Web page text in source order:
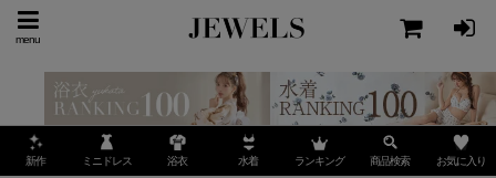
menu
新作 ミニドレス 浴衣 水着 ランキング 商品検索 お気に入り